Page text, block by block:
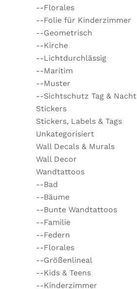
--Florales
--Folie für Kinderzimmer
--Geometrisch
--Kirche
--Lichtdurchlässig
--Maritim
--Muster
--Sichtschutz Tag & Nacht
Stickers
Stickers, Labels & Tags
Unkategorisiert
Wall Decals & Murals
Wall Decor
Wandtattoos
--Bad
--Bäume
--Bunte Wandtattoos
--Familie
--Federn
--Florales
--Größenlineal
--Kids & Teens
--Kinderzimmer